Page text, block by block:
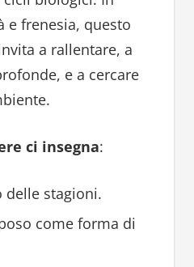
e frenesia, questo
a rallentare, a
e a cercare
ci insegna:
delle stagioni.
come forma di